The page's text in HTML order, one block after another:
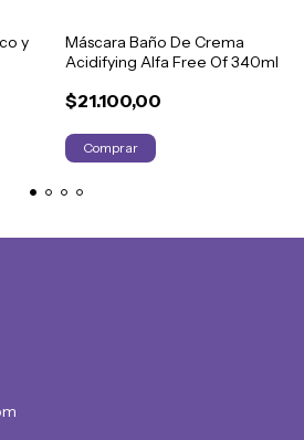
y
Máscara Baño De Crema
Acidifying Alfa Free Of 340ml
$21.100,00